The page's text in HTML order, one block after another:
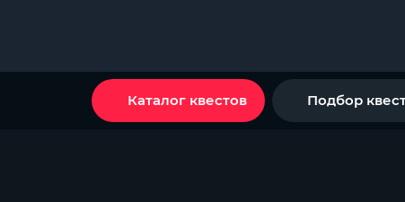
Каталог квестов Подбор